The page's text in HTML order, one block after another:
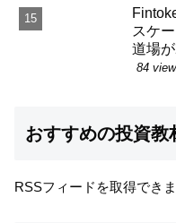
スケ
道場
84
おすすめの投資教
RSSフィードを取得でき